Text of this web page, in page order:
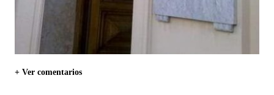
+ Ver comentarios